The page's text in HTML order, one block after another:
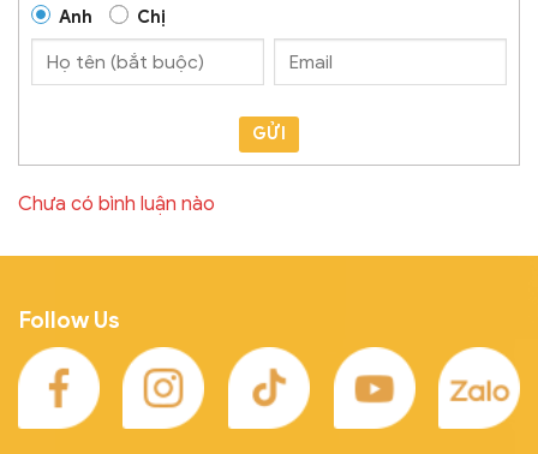
Anh Chị
GỬI
Chưa có bình luận nào
Follow Us